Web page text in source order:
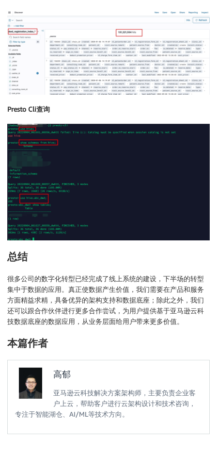
Presto Cli查询
总结
很多公司的数字化转型已经完成了线上系统的建设，下半场的转型
集中于数据的应用。真正使数据产生价值，我们需要在产品和服务
方面精益求精，具备优异的架构支持和数据底座；除此之外，我们
还可以跟合作伙伴进行更多合作尝试，为用户提供基于亚马逊云科
技数据底座的数据应用，从业务层面给用户带来更多价值。
本篇作者
高郁
亚马逊云科技解决方案架构师，主要负责企业客
户上云，帮助客户进行云架构设计和技术咨询，
专注于智能湖仓、AI/ML等技术方向。